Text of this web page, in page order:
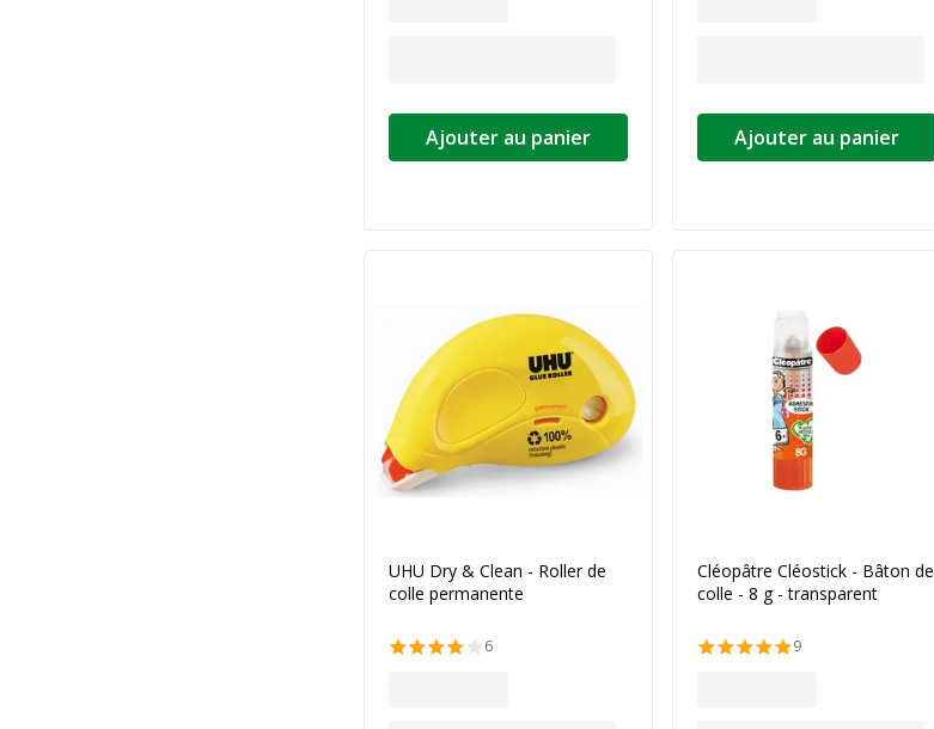
Ajouter au panier Ajouter au panier
UHU Dry & Clean - Roller de
colle permanente
6
Cléopâtre Cléostick - Bâton de
colle - 8 g - transparent
9